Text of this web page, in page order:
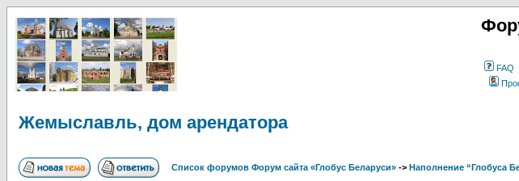
FAQ
Жемыславль, дом арендатора
Список форумов Форум сайта «Глобус Беларуси» -> Наполнение “Глобуса